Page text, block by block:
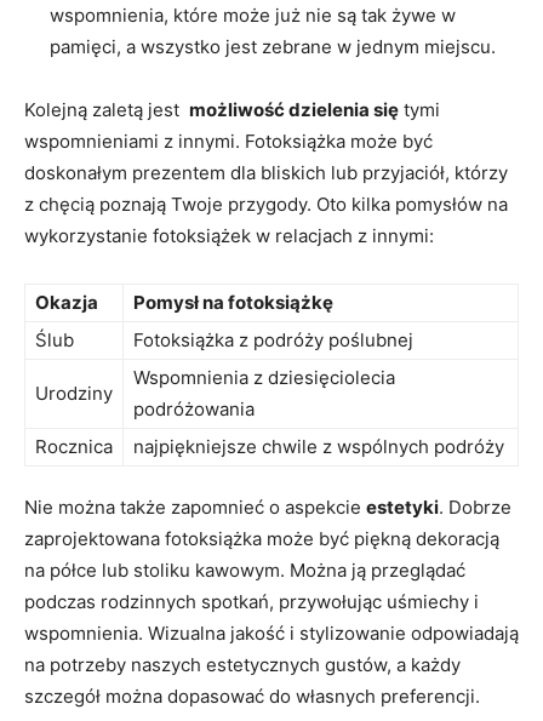
⁣wspomnienia, ‍które może ‌już​ nie są tak‍ żywe w⁢
pamięci, a wszystko jest zebrane w jednym miejscu.
Kolejną zaletą jest ⁢ możliwość dzielenia​ się tymi
wspomnieniami z innymi. ‍Fotoksiążka może być
doskonałym prezentem dla ‌bliskich lub przyjaciół, którzy
z chęcią poznają ⁤Twoje ‍przygody. Oto ⁢kilka pomysłów ‌na
wykorzystanie fotoksiążek w relacjach z innymi:
Okazja
Pomysł na fotoksiążkę
Ślub
Fotoksiążka z podróży poślubnej
Urodziny
Wspomnienia z dziesięciolecia
podróżowania
Rocznica
najpiękniejsze chwile z wspólnych ‌podróży
Nie ​można także zapomnieć o aspekcie⁣ estetyki. Dobrze
zaprojektowana fotoksiążka może być piękną‌ dekoracją
na ‌półce lub stoliku kawowym. Można ‌ją przeglądać
podczas⁣ rodzinnych spotkań, przywołując ‍uśmiechy i
wspomnienia. Wizualna ​jakość i stylizowanie odpowiadają
‍na potrzeby naszych estetycznych gustów, ⁤a każdy‍
szczegół można​ dopasować do‌ własnych preferencji.